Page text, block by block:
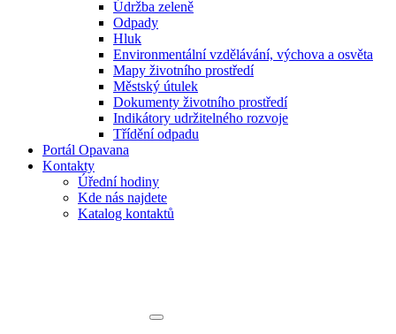
Údržba zeleně
Odpady
Hluk
Environmentální vzdělávání, výchova a osvěta
Mapy životního prostředí
Městský útulek
Dokumenty životního prostředí
Indikátory udržitelného rozvoje
Třídění odpadu
Portál Opavana
Kontakty
Úřední hodiny
Kde nás najdete
Katalog kontaktů